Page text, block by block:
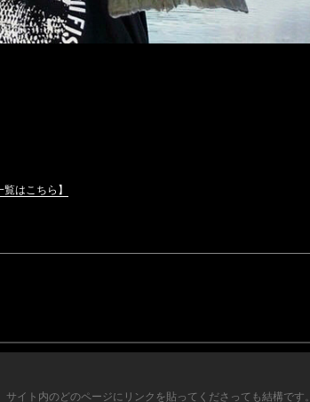
覧はこちら】
イト内のどのページにリンクを貼ってくださっても結構です。